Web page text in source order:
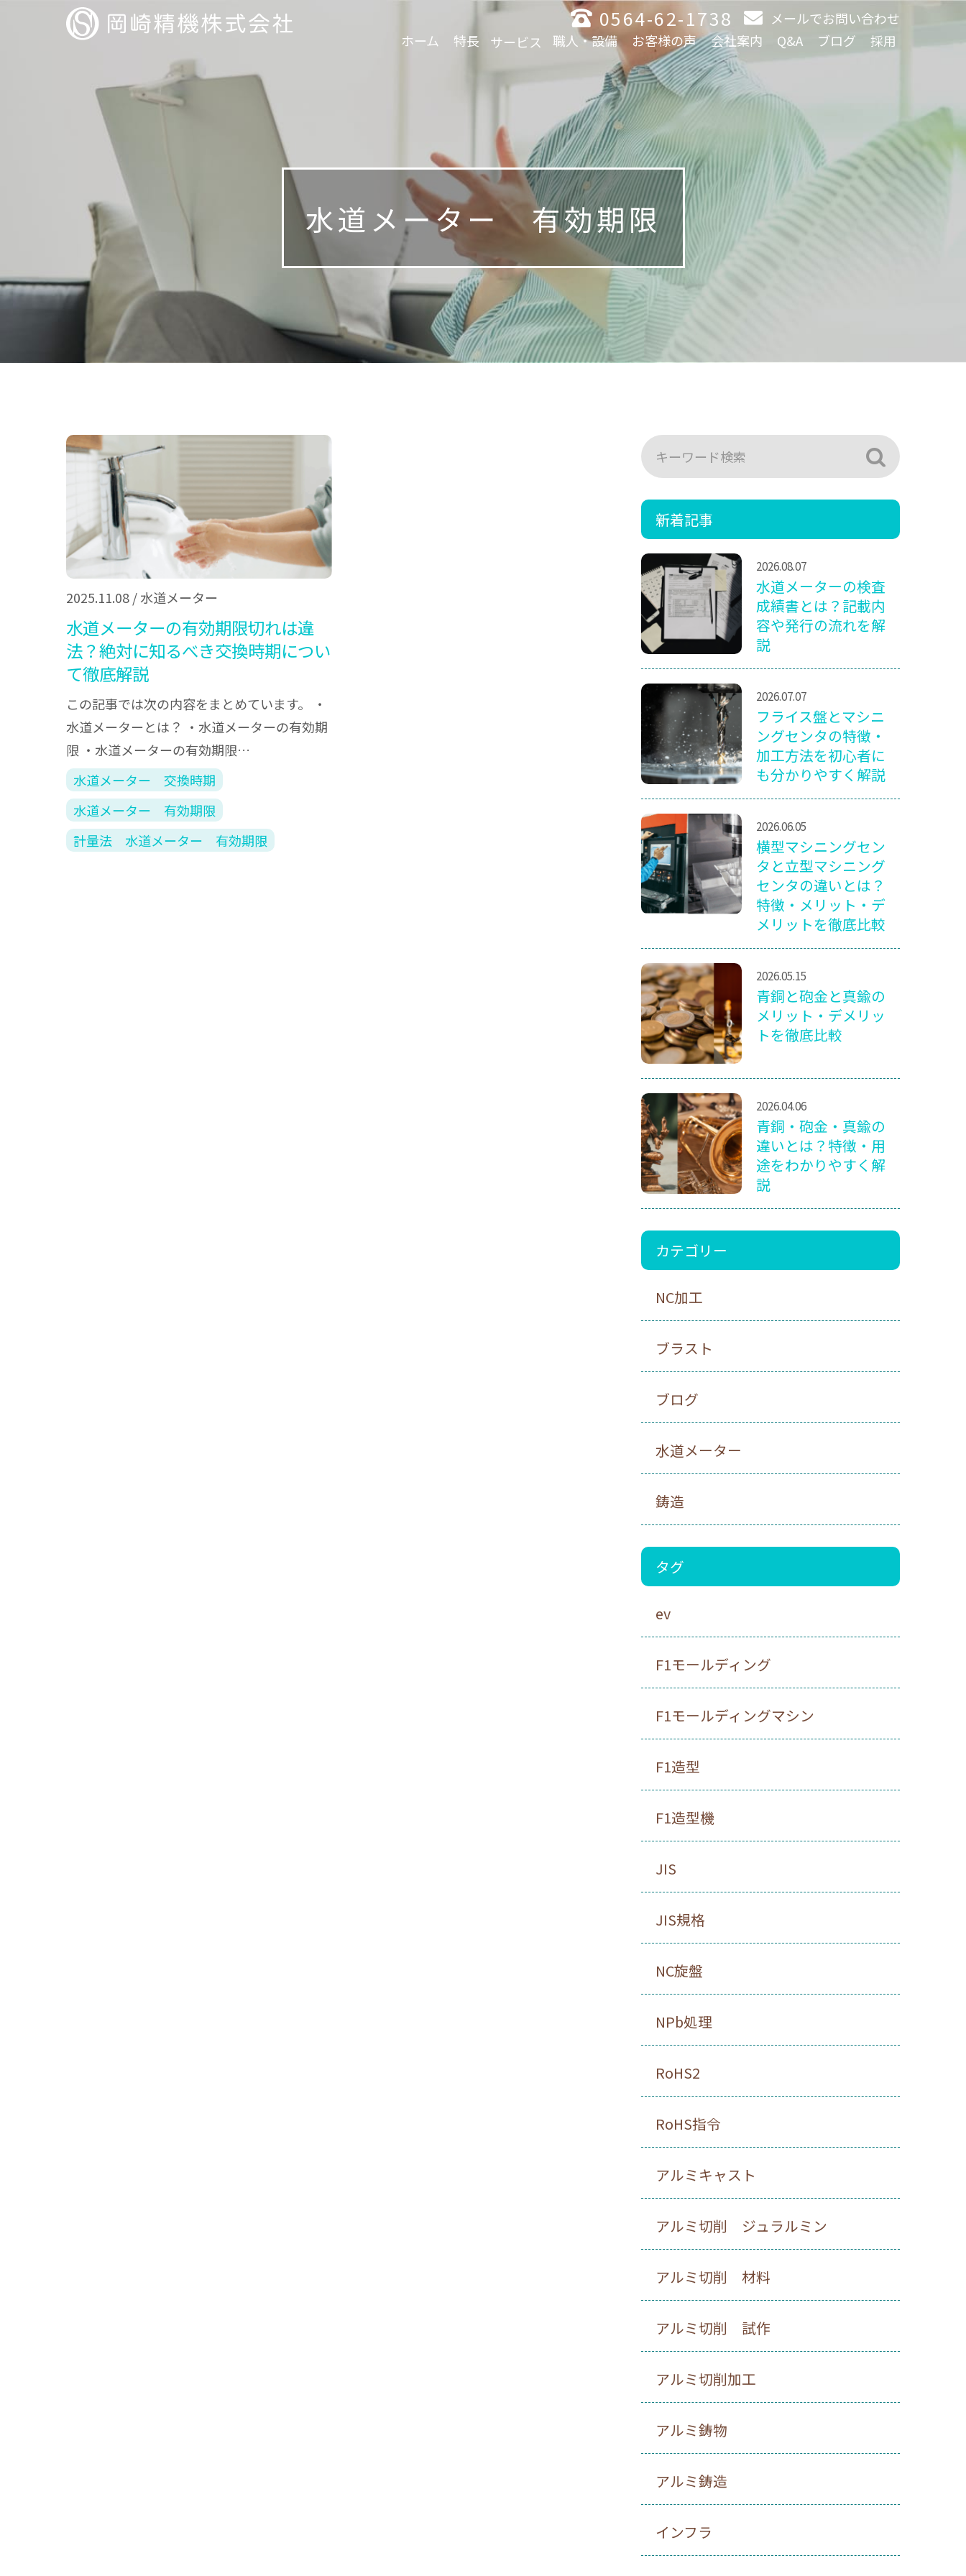
0564-62-1738
メールでお問い合わせ
ホーム
特長 サービス 職人・設備 お客様の声 会社案内 Q&A ブログ 採用
水道メーター 有効期限
2025.11.08/水道メーター
水道メーターの有効期限切れは違
法？絶対に知るべき交換時期につい
て徹底解説
この記事では次の内容をまとめています。 ・
水道メーターとは？ ・水道メーターの有効期
限 ・水道メーターの有効期限…
水道メーター 交換時期
水道メーター 有効期限
計量法 水道メーター 有効期限
新着記事
2026.08.07
水道メーターの検査
成績書とは？記載内
容や発行の流れを解
説
2026.07.07
フライス盤とマシニ
ングセンタの特徴・
加工方法を初心者に
も分かりやすく解説
2026.06.05
横型マシニングセン
タと立型マシニング
センタの違いとは？
特徴・メリット・デ
メリットを徹底比較
2026.05.15
青銅と砲金と真鍮の
メリット・デメリッ
トを徹底比較
2026.04.06
青銅・砲金・真鍮の
違いとは？特徴・用
途をわかりやすく解
説
カテゴリー
NC加工
ブラスト
ブログ
水道メーター
鋳造
タグ
ev
F1モールディング
F1モールディングマシン
F1造型
F1造型機
JIS
JIS規格
NC旋盤
NPb処理
RoHS2
RoHS指令
アルミキャスト
アルミ切削 ジュラルミン
アルミ切削 材料
アルミ切削 試作
アルミ切削加工
アルミ鋳物
アルミ鋳造
インフラ